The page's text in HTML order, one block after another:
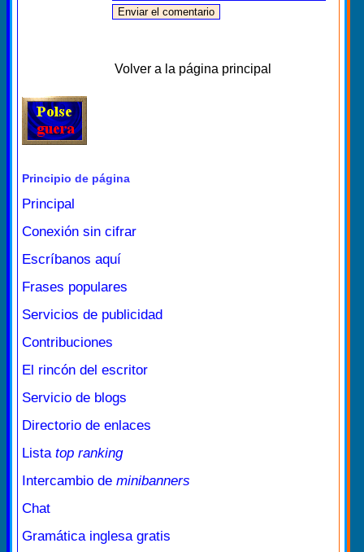
Volver a la página principal
Principio de página
Principal
Conexión sin cifrar
Escríbanos aquí
Frases populares
Servicios de publicidad
Contribuciones
El rincón del escritor
Servicio de blogs
Directorio de enlaces
Lista top ranking
Intercambio de minibanners
Chat
Gramática inglesa gratis